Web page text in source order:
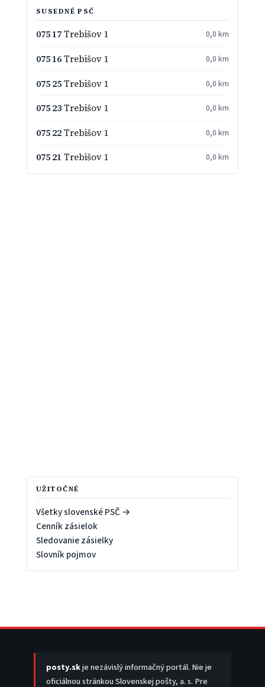
SUSEDNÉ PSČ
075 17Trebišov 1 0,0 km
075 16Trebišov 1 0,0 km
075 25Trebišov 1 0,0 km
075 23Trebišov 1 0,0 km
075 22Trebišov 1 0,0 km
075 21 Trebišov 1 0,0 km
UŽITOČNÉ
Všetky slovenské PSČ →
Cenník zásielok
Sledovanie zásielky
Slovník pojmov
posty.skje nezávislý informačný portál. Nie je
oficiálnou stránkou Slovenskej pošty, a. s. Pre